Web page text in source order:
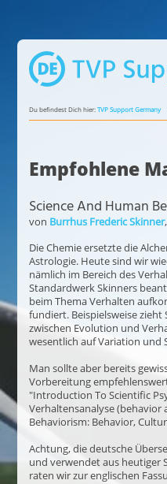
Du befindest Dich hier:TVP Support Germany
Empfohlene
Science And Human
von Burrhus Frederic Skinner
Die Chemie ersetzte die
Astrologie. Heute sind wir
nämlich im Bereich des
Standardwerk Skinners
beim Thema Verhalten
fundiert. Beispielsweise
zwischen Evolution und
wesentlich auf Variation und
Man sollte aber bereits
Vorbereitung
"Introduction To Scientific
Verhaltensanalyse
Behaviorism: Behavior,
Achtung, die deutsche
und verwendet aus heutiger
raten wir zur englischen